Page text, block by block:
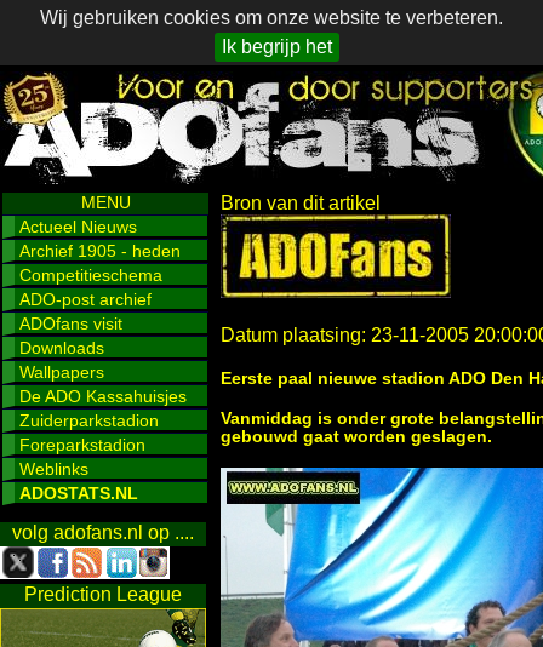
Wij gebruiken cookies om onze website te verbeteren.
Ik begrijp het
MENU
Actueel Nieuws
Archief 1905 - heden
Competitieschema
ADO-post archief
ADOfans visit
Downloads
Wallpapers
De ADO Kassahuisjes
Zuiderparkstadion
Foreparkstadion
Weblinks
ADOSTATS.NL
volg adofans.nl op ....
Prediction League
Bron van dit artikel
Datum plaatsing: 23-11-2005
Eerste paal nieuwe stadion ADO Den
Vanmiddag is onder grote
gebouwd gaat worden geslagen.